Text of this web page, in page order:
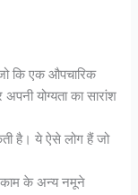
कि एक औपचारिक
योग्यता का सारांश
है। ये ऐसे लोग हैं जो
काम के अन्य नमूने